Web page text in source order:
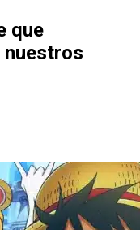
que
nuestros